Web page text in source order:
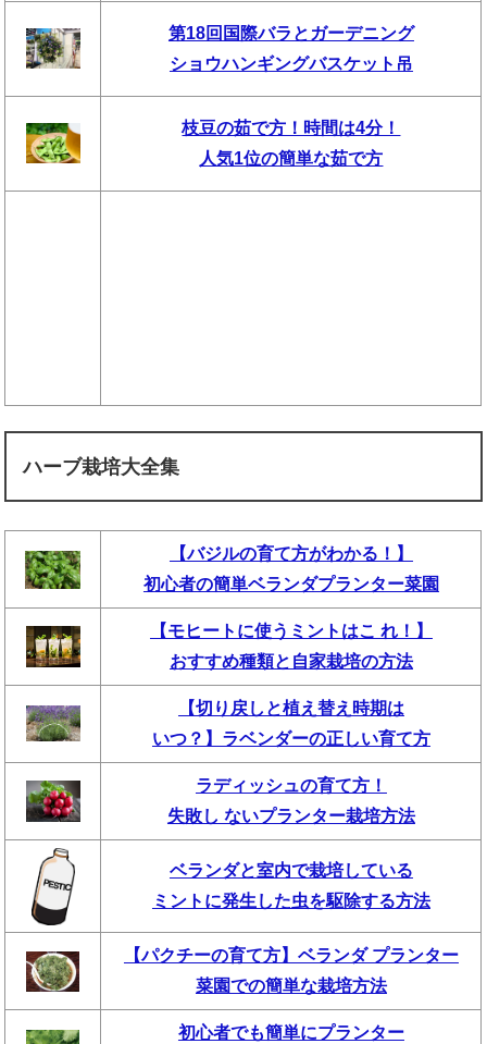
第18回国際バラとガーデニング
ショウハンギングバスケット吊
枝豆の茹で方！時間は4分！
人気1位の簡単な茹で方
ハーブ栽培大全集
【バジルの育て方がわかる！】
初心者の簡単ベランダプランター菜園
【モヒートに使うミントはこ れ！】
おすすめ種類と自家栽培の方法
【切り戻しと植え替え時期は
いつ？】ラベンダーの正しい育て方
ラディッシュの育て方！
失敗し ないプランター栽培方法
ベランダと室内で栽培している
ミントに発生した虫を駆除する方法
【パクチーの育て方】ベランダ プランター
菜園での簡単な栽培方法
初心者でも簡単にプランター